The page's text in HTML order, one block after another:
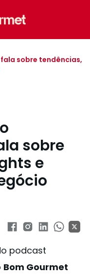
sobre tendências,
sobre
e
podcast
Bom Gourmet